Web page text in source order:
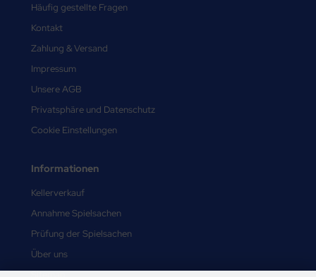
Häufig gestellte Fragen
Kontakt
Zahlung & Versand
Impressum
Unsere AGB
Privatsphäre und Datenschutz
Cookie Einstellungen
Informationen
Kellerverkauf
Annahme Spielsachen
Prüfung der Spielsachen
Über uns
Sitemap